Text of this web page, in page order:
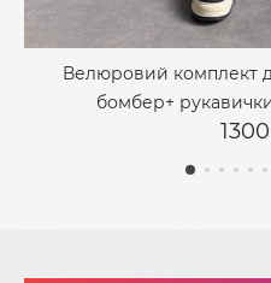
Велюровий комплект
бомбер+